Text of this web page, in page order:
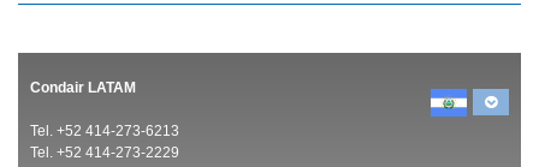
Condair LATAM
Tel. +52 414-273-6213
Tel. +52 414-273-2229